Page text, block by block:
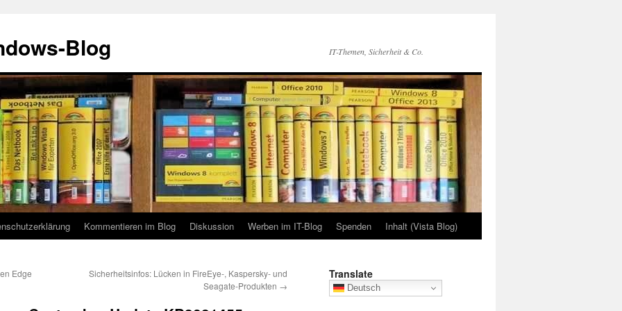
Blog IT-Themen, Sicherheit & Co.
Kommentieren im Blog Diskussion Werben im IT-Blog Spenden Inhalt (Vista Blog)
Edge
Sicherheitsinfos: Lücken in FireEye-, Kaspersky- und
Seagate-Produkten →
Translate
Deutsch